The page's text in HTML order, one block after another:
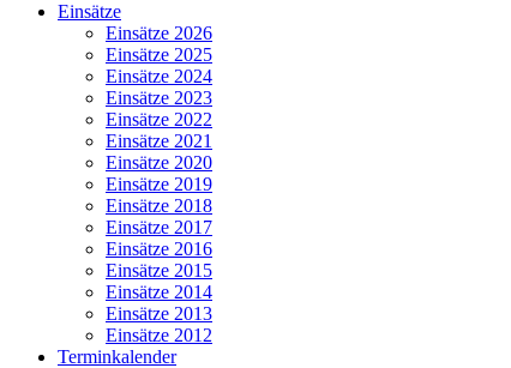
Einsätze
Einsätze 2026
Einsätze 2025
Einsätze 2024
Einsätze 2023
Einsätze 2022
Einsätze 2021
Einsätze 2020
Einsätze 2019
Einsätze 2018
Einsätze 2017
Einsätze 2016
Einsätze 2015
Einsätze 2014
Einsätze 2013
Einsätze 2012
Terminkalender